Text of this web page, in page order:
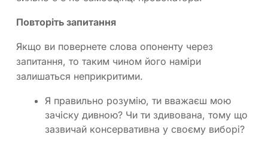
Повторіть запитання
Якщо ви повернете слова опоненту через
запитання, то таким чином його наміри
залишаться неприкритими.
Я правильно розумію, ти вважаєш мою
зачіску дивною? Чи ти здивована, тому що
зазвичай консервативна у своєму виборі?